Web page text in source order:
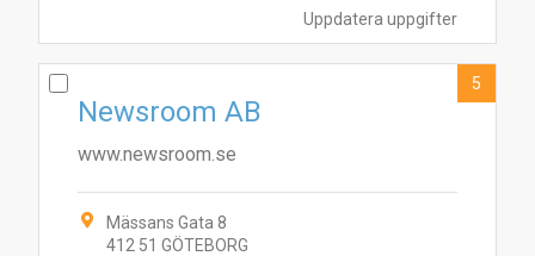
Uppdatera uppgifter
Newsroom AB
www.newsroom.se
Mässans Gata 8
412 51 GÖTEBORG
5